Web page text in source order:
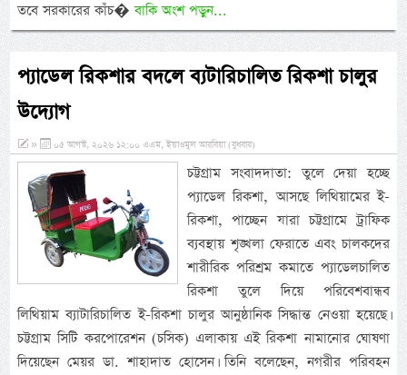
তবে সরকারের কাঁচ�বাকি অংশ পড়ুন...
প্যাডেল রিকশার বদলে ব্যটারিচালিত রিকশা চালুর
উদ্যোগ
» ০৫ আগস্ট, ২০২৬ ১২:০০ এএম, ইয়াওমুল আরবিয়া (বুধবার)
চট্টগ্রাম সংবাদদাতা: তুলে দেয়া হচ্ছে
প্যাডেল রিকশা, আসছে লিথিয়ামের ই-
রিকশা, পাচ্ছেন যারা চট্টগ্রামে ট্রাফিক
ব্যবস্থায় শৃঙ্খলা ফেরাতে এবং চালকদের
শারীরিক পরিশ্রম কমাতে প্যাডেলচালিত
রিকশা তুলে দিয়ে পরিবেশবান্ধব
লিথিয়াম ব্যাটারিচালিত ই-রিকশা চালুর আনুষ্ঠানিক সিদ্ধান্ত নেওয়া হয়েছে।
চট্টগ্রাম সিটি করপোরেশন (চসিক) এলাকায় এই রিকশা নামানোর ঘোষণা
দিয়েছেন মেয়র ডা. শাহাদাত হোসেন। তিনি বলেছেন, নগরীর পরিবহন